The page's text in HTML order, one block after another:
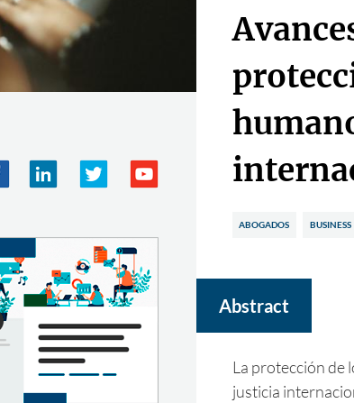
ABOGADOS BUSINESS
Abstract
La protección de
justicia